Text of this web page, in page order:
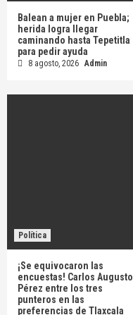
Balean a mujer en Puebla;
herida logra llegar
caminando hasta Tepetitla
para pedir ayuda
8 agosto, 2026 Admin
Política
¡Se equivocaron las
encuestas! Carlos Augusto
Pérez entre los tres
punteros en las
preferencias de Tlaxcala